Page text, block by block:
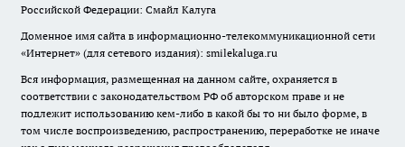
Российской Федерации: Смайл Калуга
Доменное имя сайта в информационно-телекоммуникационной сети
«Интернет» (для сетевого издания): smilekaluga.ru
Вся информация, размещенная на данном сайте, охраняется в
соответствии с законодательством РФ об авторском праве и не
подлежит использованию кем-либо в какой бы то ни было форме, в
том числе воспроизведению, распространению, переработке не иначе